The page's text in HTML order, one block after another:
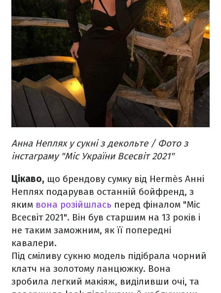
Анна Неплях у сукні з декольте / Фото з
інстаграму "Міс України Всесвіт 2021"
Цікаво, що брендову сумку від Hermès Анні
Неплях подарував останній бойфренд, з
яким вона розійшлась перед фіналом "Міс
Всесвіт 2021". Він був старшим на 13 років і
не таким заможним, як її попередні
кавалери.
Під сміливу сукню модель підібрала чорний
клатч на золотому ланцюжку. Вона
зробила легкий макіяж, виділивши очі, та